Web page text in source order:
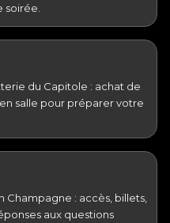
soirée.
du Capitole : achat de
salle pour préparer votre
Champagne : accès, billets,
aux questions